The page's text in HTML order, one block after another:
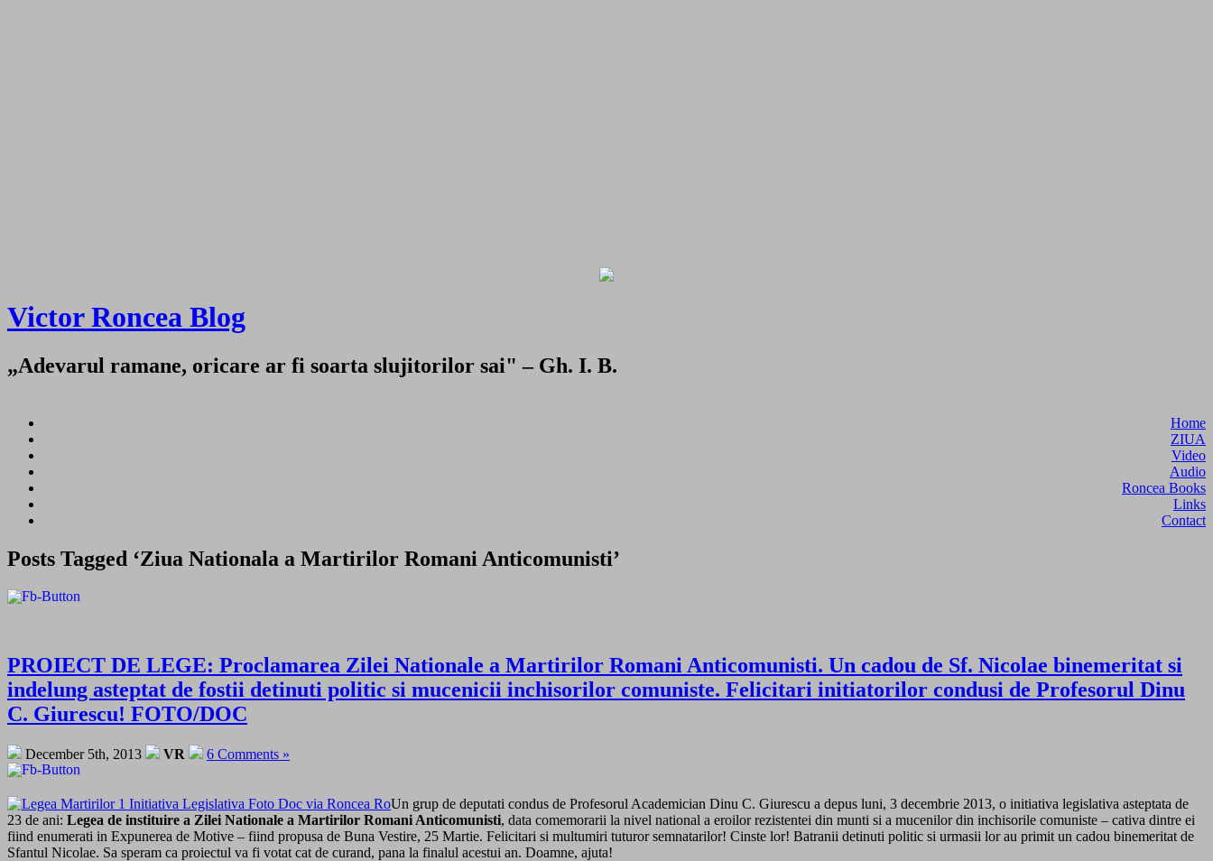
Victor Roncea Blog
„Adevarul ramane, oricare ar fi soarta slujitorilor sai" – Gh. I. B.
Home
ZIUA
Video
Audio
Roncea Books
Links
Contact
Posts Tagged ‘Ziua Nationala a Martirilor Romani Anticomunisti’
PROIECT DE LEGE: Proclamarea Zilei Nationale a Martirilor Romani Anticomunisti. Un cadou de Sf. Nicolae binemeritat si
indelung asteptat de fostii detinuti politic si mucenicii inchisorilor comuniste. Felicitari initiatorilor condusi de Profesorul Dinu
C. Giurescu! FOTO/DOC
December 5th, 2013 VR 6 Comments »
Un grup de deputati condus de Profesorul Academician Dinu C. Giurescu a depus luni, 3 decembrie 2013, o initiativa legislativa asteptata de
23 de ani: Legea de instituire a Zilei Nationale a Martirilor Romani Anticomunisti, data comemorarii la nivel national a eroilor rezistentei din munti si a mucenilor din inchisorile comuniste – cativa dintre ei
fiind enumerati in Expunerea de Motive – fiind propusa de Buna Vestire, 25 Martie. Felicitari si multumiri tuturor semnatarilor! Cinste lor! Batranii detinuti politic si urmasii lor au primit un cadou binemeritat de
Sfantul Nicolae. Sa speram ca proiectul va fi votat cat de curand, pana la finalul acestui an. Doamne, ajuta!